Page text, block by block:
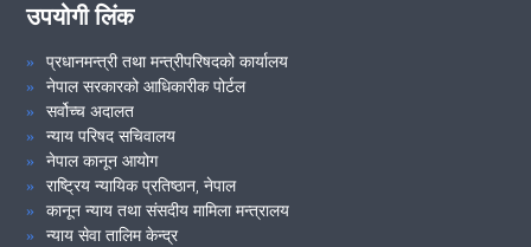
उपयोगी लिंक
प्रधानमन्त्री तथा मन्त्रीपरिषदको कार्यालय
नेपाल सरकारको आधिकारीक पोर्टल
सर्वोच्च अदालत
न्याय परिषद सचिवालय
नेपाल कानून आयोग
राष्ट्रिय न्यायिक प्रतिष्ठान, नेपाल
कानून न्याय तथा संसदीय मामिला मन्त्रालय
न्याय सेवा तालिम केन्द्र